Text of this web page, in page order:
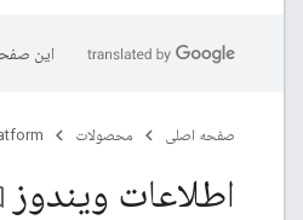
این
صفحه اصلی محصولات
اطلاعات ویندوز